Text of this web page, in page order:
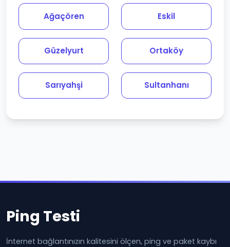
Ağaçören Eskil
Güzelyurt Ortaköy
Sarıyahşi Sultanhanı
Ping Testi
İnternet bağlantınızın kalitesini ölçen, ping ve paket kaybı